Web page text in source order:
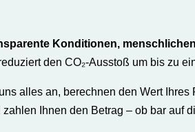
Konditionen,
den CO₂-Ausstoß um bis zu
alles an, berechnen den Wert Ihres
zahlen Ihnen den Betrag – ob bar auf